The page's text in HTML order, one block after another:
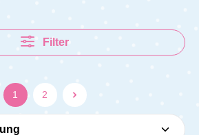
Filter
1 2